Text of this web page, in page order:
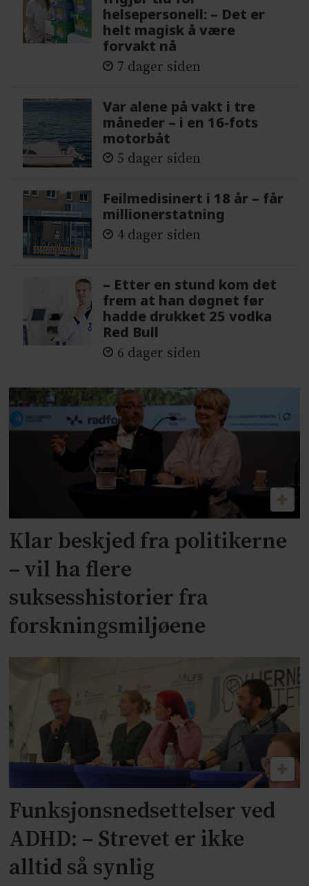
helsepersonell: – Det er
helt magisk å være
forvakt nå
7 dager siden
Var alene på vakt i tre
måneder – i en 16-fots
motorbåt
5 dager siden
Feilmedisinert i 18 år – får
millionerstatning
4 dager siden
– Etter en stund kom det
frem at han døgnet før
hadde drukket 25 vodka
Red Bull
6 dager siden
Klar beskjed fra politikerne
– vil ha flere
suksesshistorier fra
forskningsmiljøene
Funksjonsnedsettelser ved
ADHD: – Strevet er ikke
alltid så synlig